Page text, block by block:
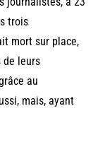
trois
mort sur place,
de leurs
au
mais, ayant